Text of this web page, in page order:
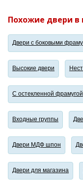
Похожие двери в
Двери с боковыми
Высокие двери
С остекленной фрамугой
Входные группы
Двери МДФ шпон
Двери для магазина